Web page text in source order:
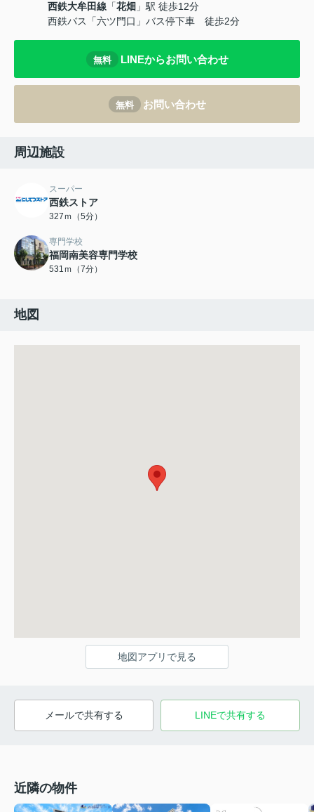
西鉄大牟田線 「花畑 」駅 徒歩12分
西鉄バス「六ツ門口」バス停下車 徒歩2分
無料 LINEからお問い合わせ
無料 お問い合わせ
周辺施設
スーパー
西鉄ストア
327ｍ（5分）
専門学校
福岡南美容専門学校
531ｍ（7分）
地図
地図アプリで見る
メールで共有する LINEで共有する
近隣の物件